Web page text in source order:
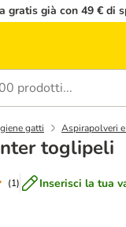
gratis già con 49 € di
gatti Aspirapolveri
toglipeli
(1) Inserisci la tua